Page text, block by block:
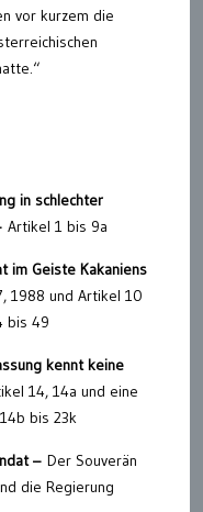
vor kurzem die
in schlechter
Artikel 1 bis 9a
im Geiste Kakaniens
1988 und Artikel 10
bis 49
kennt keine
14, 14a und eine
bis 23k
– Der Souverän
die Regierung